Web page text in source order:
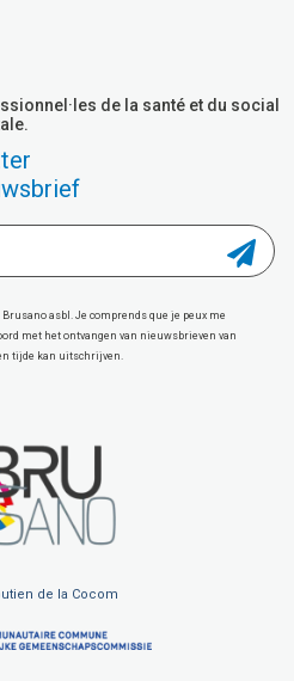
de la santé et du social
asbl. Je comprends que je peux me
met het ontvangen van nieuwsbrieven van
tijde kan uitschrijven.
de la Cocom